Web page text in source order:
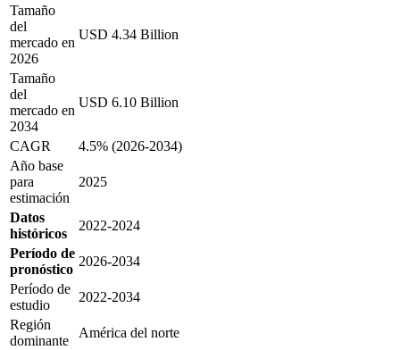
Tamaño
del
mercado en
2026
USD 4.34 Billion
Tamaño
del
mercado en
2034
USD 6.10 Billion
CAGR
4.5% (2026-2034)
Año base
para
estimación
2025
Datos
históricos
2022-2024
Período de
pronóstico
2026-2034
Período de
estudio
2022-2034
Región
dominante
América del norte